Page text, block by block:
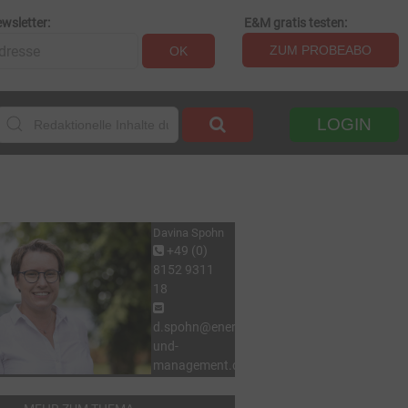
OK
E&M gratis testen:
ZUM PROBEABO
LOGIN
Davina Spohn
+49 (0)
8152 9311
18
d.spohn@energie-
und-
management.de